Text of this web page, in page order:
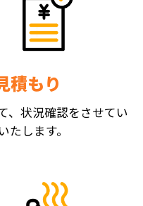
積もり
、状況確認をさせてい
たします。